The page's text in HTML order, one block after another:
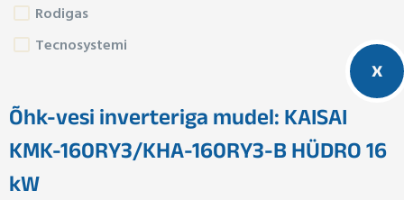
Rodigas
Tecnosystemi
Õhk-vesi inverteriga mudel: KAISAI
KMK-160RY3/KHA-160RY3-B HÜDRO 16
kW
x